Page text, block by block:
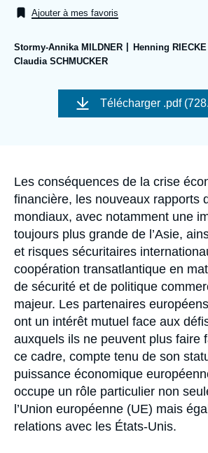
Événements
Nous soutenir
L'Ifri en bref
Ajouter à mes favoris
Stormy-Annika MILDNER
Henning RIECKE
Claudia SCHMUCKER
Image
couverture
Télécharger .pdf
Accroche
Les conséquences de la crise
financière, les nouveaux rapports
mondiaux, avec notamment une
toujours plus grande de l’Asie,
et risques sécuritaires
coopération transatlantique en
de sécurité et de politique
majeur. Les partenaires
ont un intérêt mutuel face aux
auxquels ils ne peuvent plus faire
ce cadre, compte tenu de son
puissance économique
occupe un rôle particulier non
l’Union européenne (UE) mais
relations avec les États-Unis.